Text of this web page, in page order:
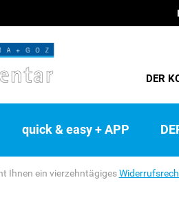
DER
quick & easy + APP
Ihnen ein vierzehntägiges